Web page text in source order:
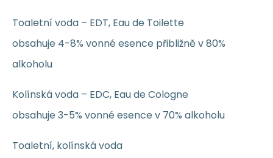
Toaletní voda – EDT, Eau de Toilette
obsahuje 4-8% vonné esence přibližně v 80%
alkoholu
Kolínská voda – EDC, Eau de Cologne
obsahuje 3-5% vonné esence v 70% alkoholu
Toaletní, kolínská voda